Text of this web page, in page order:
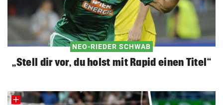
NEO-RIEDER SCHWAB
„Stell dir vor, du holst mit Rapid einen Titel“